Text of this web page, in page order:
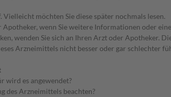
Vielleicht möchten Sie diese später nochmals lesen.
Apotheker, wenn Sie weitere Informationen oder
wenden Sie sich an Ihren Arzt oder Apotheker.
Arzneimittels nicht besser oder gar schlechter
wird es angewendet?
des Arzneimittels beachten?